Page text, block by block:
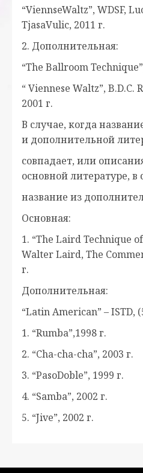
“ViennseWaltz”, WDSF,
TjasaVulic, 2011 г.
2. Дополнительная:
“The Ballroom
“ Viennese Waltz”,
2001 г.
В случае, когда
и дополнительной
совпадает, или
основной литературе, в
название из
Основная:
1. “The Laird Technique
Walter Laird, The
г.
Дополнительная:
“Latin American” – ISTD,
1. “Rumba”,1998 г.
2. “Cha-cha-cha”, 2003 г.
3. “PasoDoble”, 1999 г.
4. “Samba”, 2002 г.
5. “Jive”, 2002 г.